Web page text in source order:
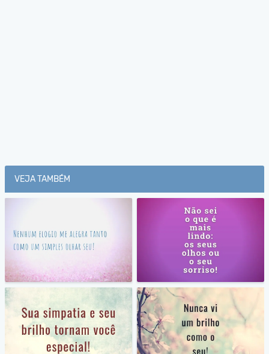
VEJA TAMBÉM